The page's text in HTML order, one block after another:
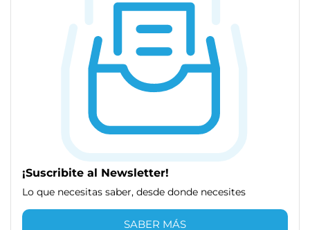
¡Suscribite al Newsletter!
Lo que necesitas saber, desde donde necesites
SABER MÁS